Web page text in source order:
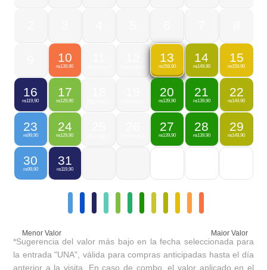
10
R$139,90
13
R$159,90
14
R$149,90
15
R$159,90
16
R$119,90
17
R$129,90
20
R$139,90
21
R$139,90
22
R$149,90
23
R$99,90
24
R$129,90
27
R$139,90
28
R$139,90
29
R$149,90
30
R$99,90
31
R$119,90
Menor Valor Maior Valor
*Sugerencia del valor más bajo en la fecha seleccionada para
la entrada "UNA", válida para compras anticipadas hasta el día
anterior a la visita. En caso de combo, el valor aplicado en el